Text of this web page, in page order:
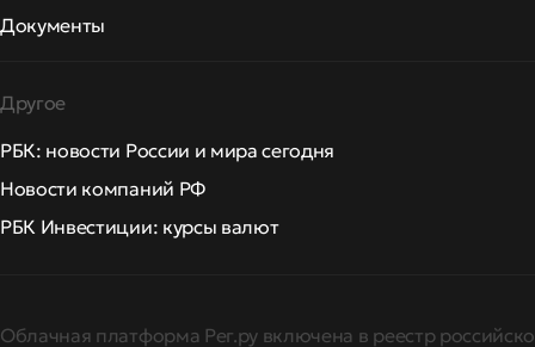
Документы
Другое
РБК: новости России и мира сегодня
Новости компаний РФ
РБК Инвестиции: курсы валют
Облачная платформа Рег.ру включена в реестр